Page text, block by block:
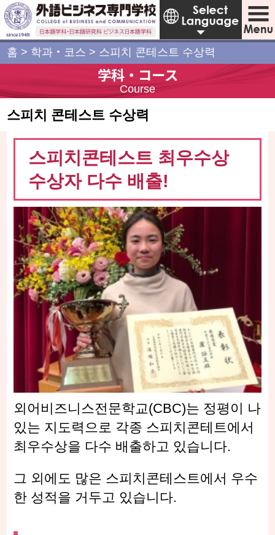
홈 > 학과・코스 > 스피치 콘테스트 수상력
学科・コース
Course
스피치 콘테스트 수상력
스피치콘테스트 최우수상
수상자 다수 배출!
외어비즈니스전문학교(CBC)는 정평이 나
있는 지도력으로 각종 스피치콘테트에서
최우수상을 다수 배출하고 있습니다.
그 외에도 많은 스피치콘테스트에서 우수
한 성적을 거두고 있습니다.